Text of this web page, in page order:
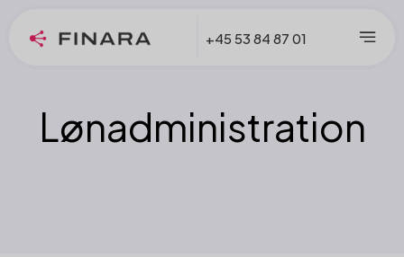
+45 53 84 87 01
Lønadministration